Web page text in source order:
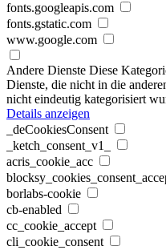
fonts.googleapis.com
fonts.gstatic.com
www.google.com
Andere Dienste Diese
Dienste, die nicht in die
nicht eindeutig kategorisiert
Details anzeigen
_deCookiesConsent
_ketch_consent_v1_
acris_cookie_acc
borlabs-cookie
cb-enabled
cc_cookie_accept
cli_cookie_consent